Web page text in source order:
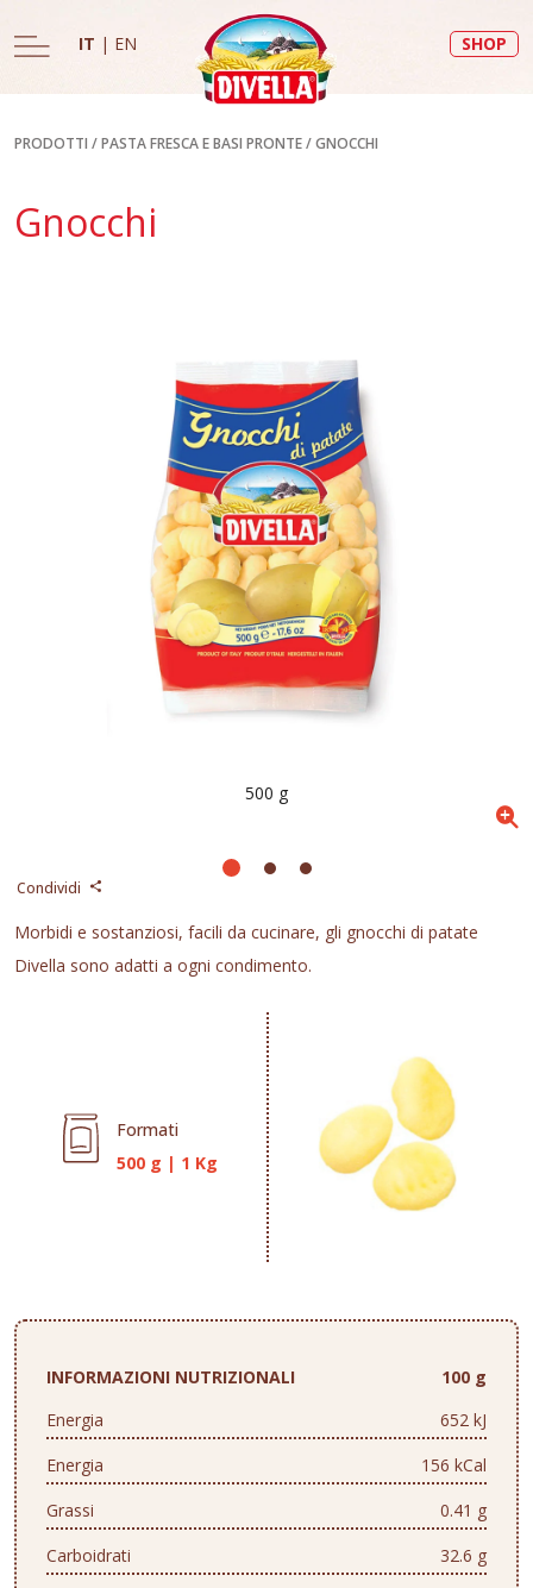
IT | EN SHOP
PRODOTTI /PASTA FRESCA E BASI PRONTE/GNOCCHI
Gnocchi
Condividi
Morbidi e sostanziosi, facili da cucinare, gli gnocchi di patate
Divella sono adatti a ogni condimento.
Formati
500 g | 1 Kg
INFORMAZIONI NUTRIZIONALI
100 g
Energia
652 kJ
Energia
156 kCal
Grassi
0.41 g
Carboidrati
32.6 g
500 g